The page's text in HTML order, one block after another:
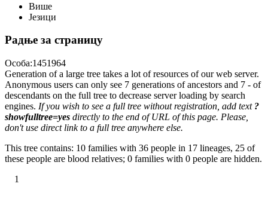
Више
Језици
Радње за страницу
Особа:1451964
Generation of a large tree takes a lot of resources of our web server.
Anonymous users can only see 7 generations of ancestors and 7 - of
descendants on the full tree to decrease server loading by search
engines. If you wish to see a full tree without registration, add text ?
showfulltree=yes directly to the end of URL of this page. Please,
don't use direct link to a full tree anywhere else.
This tree contains: 10 families with 36 people in 17 lineages, 25 of
these people are blood relatives; 0 families with 0 people are hidden.
1